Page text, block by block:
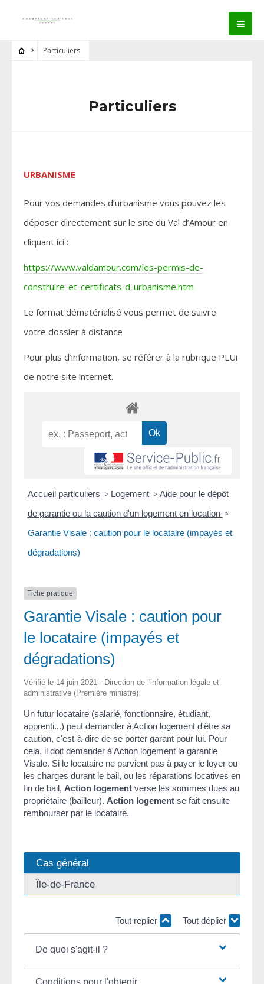
Particuliers
Particuliers
URBANISME
Pour vos demandes d’urbanisme vous pouvez les
déposer directement sur le site du Val d’Amour en
cliquant ici :
https://www.valdamour.com/les-permis-de-
construire-et-certificats-d-urbanisme.htm
Le format dématérialisé vous permet de suivre
votre dossier à distance
Pour plus d’information, se référer à la rubrique PLUi
de notre site internet.
Accueil particuliers > Logement > Aide pour le dépôt
de garantie ou la caution d'un logement en location >
Garantie Visale : caution pour le locataire (impayés et
dégradations)
Fiche pratique
Garantie Visale : caution pour
le locataire (impayés et
dégradations)
Vérifié le 14 juin 2021 - Direction de l'information légale et
administrative (Première ministre)
Un futur locataire (salarié, fonctionnaire, étudiant,
apprenti...) peut demander àAction logement d'être sa
caution, c'est-à-dire de se porter garant pour lui. Pour
cela, il doit demander à Action logement la garantie
Visale. Si le locataire ne parvient pas à payer le loyer ou
les charges durant le bail, ou les réparations locatives en
fin de bail, Action logement verse les sommes dues au
propriétaire (bailleur). Action logement se fait ensuite
rembourser par le locataire.
Cas général
Île-de-France
Tout replier Tout déplier
De quoi s'agit-il ?
Conditions pour l'obtenir